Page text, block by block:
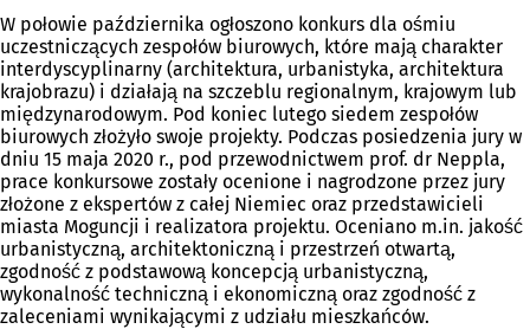
W połowie października ogłoszono konkurs dla ośmiu
uczestniczących zespołów biurowych, które mają charakter
interdyscyplinarny (architektura, urbanistyka, architektura
krajobrazu) i działają na szczeblu regionalnym, krajowym lub
międzynarodowym. Pod koniec lutego siedem zespołów
biurowych złożyło swoje projekty. Podczas posiedzenia jury w
dniu 15 maja 2020 r., pod przewodnictwem prof. dr Neppla,
prace konkursowe zostały ocenione i nagrodzone przez jury
złożone z ekspertów z całej Niemiec oraz przedstawicieli
miasta Moguncji i realizatora projektu. Oceniano m.in. jakość
urbanistyczną, architektoniczną i przestrzeń otwartą,
zgodność z podstawową koncepcją urbanistyczną,
wykonalność techniczną i ekonomiczną oraz zgodność z
zaleceniami wynikającymi z udziału mieszkańców.